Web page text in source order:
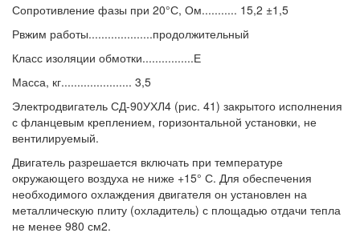
Сопротивление фазы при 20°С, Ом........... 15,2 ±1,5
Рвжим работы....................продолжительный
Класс изоляции обмотки................Е
Масса, кг...................... 3,5
Электродвигатель СД-90УХЛ4 (рис. 41) закрытого исполнения
с фланцевым креплением, горизонтальной установки, не
вентилируемый.
Двигатель разрешается включать при температуре
окружающего воздуха не ниже +15° С. Для обеспечения
необходимого охлаждения двигателя он установлен на
металлическую плиту (охладитель) с площадью отдачи тепла
не менее 980 см2.